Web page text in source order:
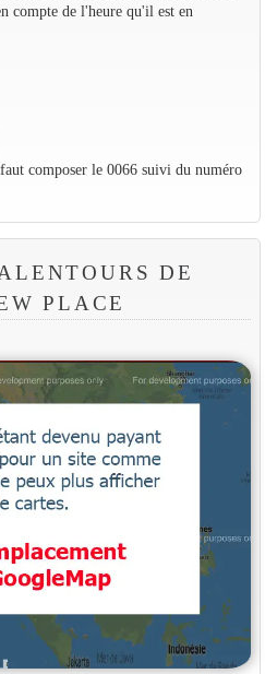
compte de l'heure qu'il est en
composer le 0066 suivi du numéro
DE
PLACE